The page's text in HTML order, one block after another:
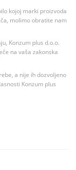
kojoj marki proizvoda
molimo obratite nam
Konzum plus d.o.o.
na vaša zakonska
a nije ih dozvoljeno
Konzum plus